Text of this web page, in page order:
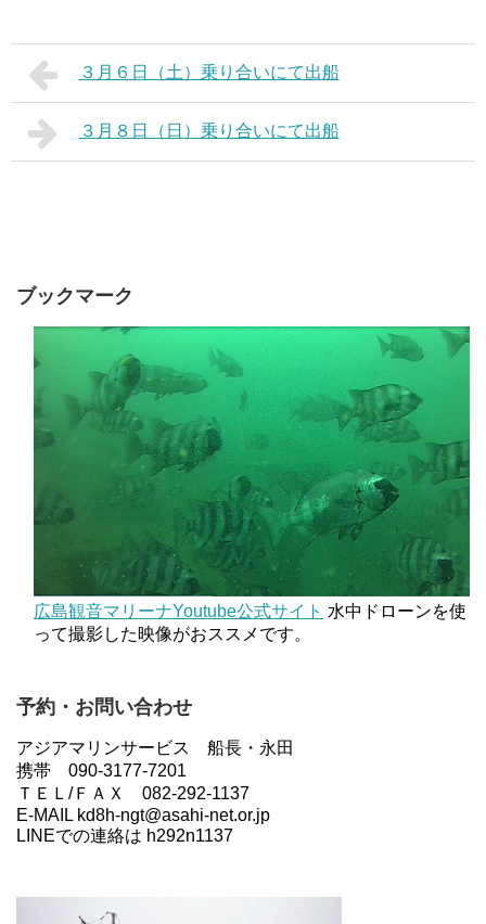
３月６日（土）乗り合いにて出船
３月８日（日）乗り合いにて出船
ブックマーク
広島観音マリーナYoutube公式サイト 水中ドローンを使
って撮影した映像がおススメです。
予約・お問い合わせ
アジアマリンサービス 船長・永田
携帯 090-3177-7201
ＴＥＬ/ＦＡＸ 082-292-1137
E-MAIL kd8h-ngt@asahi-net.or.jp
LINEでの連絡は h292n1137